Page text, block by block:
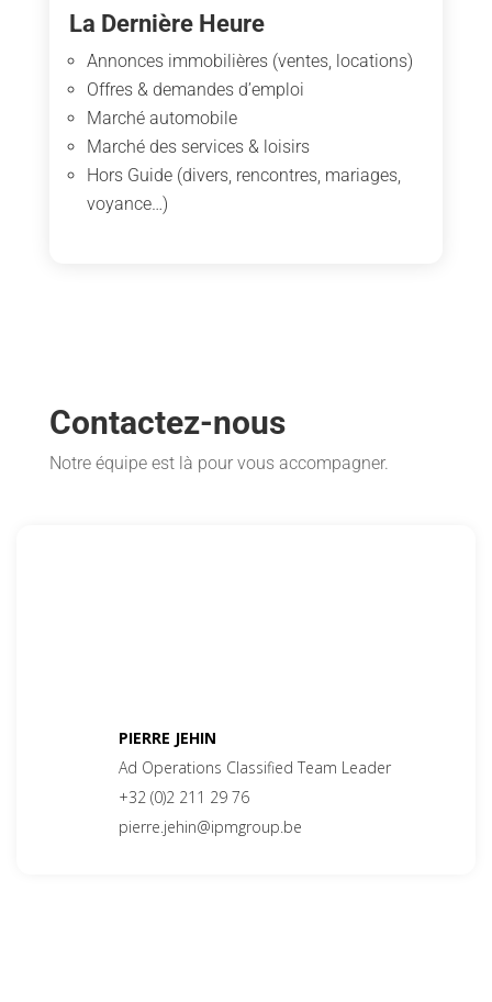
La Dernière Heure
Annonces immobilières (ventes, locations)
Offres & demandes d’emploi
Marché automobile
Marché des services & loisirs
Hors Guide (divers, rencontres, mariages,
voyance…)
Contactez-nous
Notre équipe est là pour vous accompagner.
PIERRE JEHIN
Ad Operations Classified Team Leader
+32 (0)2 211 29 76
pierre.jehin@ipmgroup.be